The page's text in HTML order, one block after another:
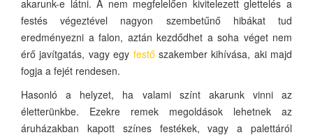
akarunk-e látni. A nem megfelelően kivitelezett glettelés a
festés végeztével nagyon szembetűnő hibákat tud
eredményezni a falon, aztán kezdődhet a soha véget nem
érő javítgatás, vagy egy festő szakember kihívása, aki majd
fogja a fejét rendesen.
Hasonló a helyzet, ha valami színt akarunk vinni az
életterünkbe. Ezekre remek megoldások lehetnek az
áruházakban kapott színes festékek, vagy a palettáról